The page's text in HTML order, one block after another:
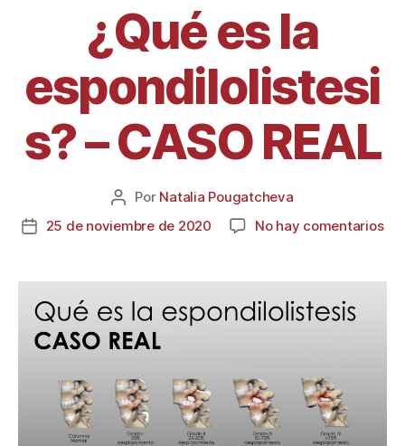
¿Qué es la
espondilolistesi
s? – CASO REAL
Por Natalia Pougatcheva
25 de noviembre de 2020
No hay comentarios